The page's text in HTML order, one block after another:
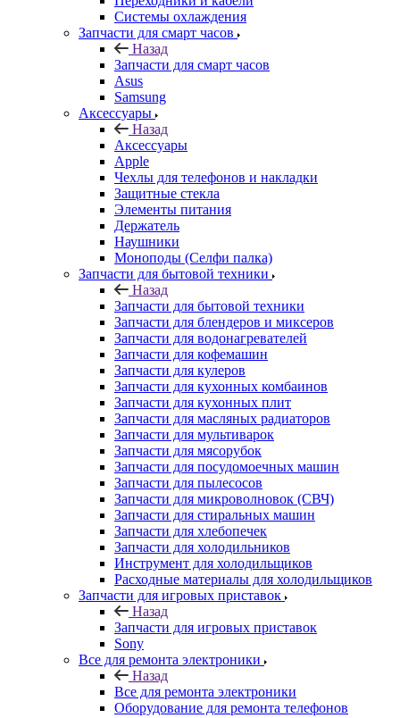
Аксессуары
Назад
Аксессуары
Apple
Чехлы для телефонов и накладки
Защитные стекла
Элементы питания
Держатель
Наушники
Моноподы (Селфи палка)
Запчасти для бытовой техники
Назад
Запчасти для бытовой техники
Запчасти для блендеров и миксеров
Запчасти для водонагревателей
Запчасти для кофемашин
Запчасти для кулеров
Запчасти для кухонных комбаинов
Запчасти для кухонных плит
Запчасти для масляных радиаторов
Запчасти для мультиварок
Запчасти для мясорубок
Запчасти для посудомоечных машин
Запчасти для пылесосов
Запчасти для микроволновок (СВЧ)
Запчасти для стиральных машин
Запчасти для хлебопечек
Запчасти для холодильников
Инструмент для холодильщиков
Расходные материалы для холодильщиков
Запчасти для игровых приставок
Назад
Запчасти для игровых приставок
Sony
Все для ремонта электроники
Назад
Все для ремонта электроники
Оборудование для ремонта телефонов
Инструменты для ремонта телефонов
Монтажные столы, магнитные коврики
Скальпели, лезвия сменные
Системы хранения
Скотчи, изолента
Тачскрины